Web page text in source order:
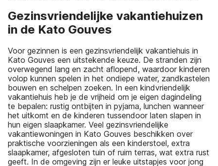
Gezinsvriendelijke vakantiehuizen
in de Kato Gouves
Voor gezinnen is een gezinsvriendelijk vakantiehuis in
Kato Gouves een uitstekende keuze. De stranden zijn
overwegend lang en zacht aflopend, waardoor kinderen
volop kunnen spelen in het ondiepe water, zandkastelen
bouwen en schelpen zoeken. In een kindvriendelijk
vakantiehuis heb je de vrijheid om je eigen dagindeling
te bepalen: rustig ontbijten in pyjama, lunchen wanneer
het uitkomt en de kinderen tussendoor laten slapen in
hun eigen slaapkamer. Veel gezinsvriendelijke
vakantiewoningen in Kato Gouves beschikken over
praktische voorzieningen als een kinderstoel, extra
slaapkamer, afgesloten tuin of ruim terras, wat extra rust
geeft. In de omgeving zijn er leuke uitstapjes voor jong